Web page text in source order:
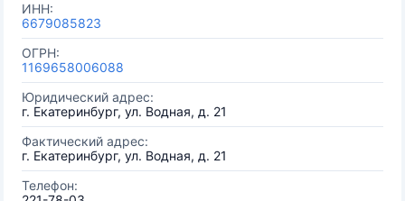
ИНН:
6679085823
ОГРН:
1169658006088
Юридический адрес:
г. Екатеринбург, ул. Водная, д. 21
Фактический адрес:
г. Екатеринбург, ул. Водная, д. 21
Телефон: